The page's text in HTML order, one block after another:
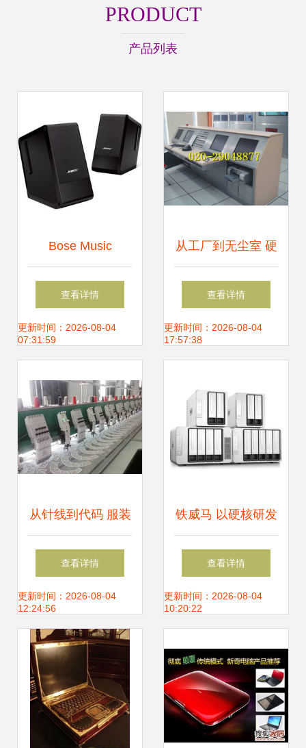
PRODUCT
产品列表
Bose Music
Monitor 电脑扬声
器 精致黑色外观与
查看详情
更新时间：2026-08-04
07:31:59
从工厂到无尘室 硬
件研发中的多元化
操作台设计
查看详情
更新时间：2026-08-04
17:57:38
从针线到代码 服装
鞋业盘带电脑绣花
机的数字化革新
查看详情
更新时间：2026-08-04
12:24:56
铁威马 以硬核研发
实力，荣膺NAS云
最具潜力NAS品牌
查看详情
更新时间：2026-08-04
10:20:22